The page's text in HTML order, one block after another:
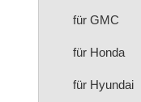
für GMC
für Honda
für Hyundai